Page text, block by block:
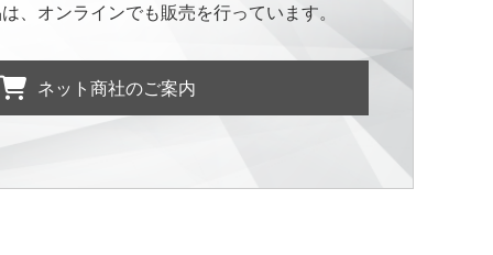
、オンラインでも販売を行っています。
ネット商社のご案内